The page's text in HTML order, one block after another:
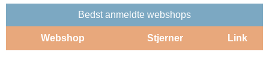
Bedst anmeldte webshops
Webshop Stjerner Link